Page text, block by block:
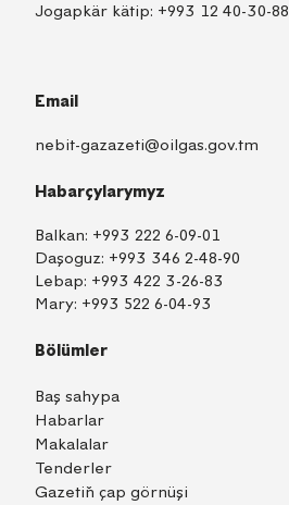
Jogapkär kätip: +993 12 40-30-88
Email
nebit-gazazeti@oilgas.gov.tm
Habarçylarymyz
Balkan: +993 222 6-09-01
Daşoguz: +993 346 2-48-90
Lebap: +993 422 3-26-83
Mary: +993 522 6-04-93
Bölümler
Baş sahypa
Habarlar
Makalalar
Tenderler
Gazetiň çap görnüşi